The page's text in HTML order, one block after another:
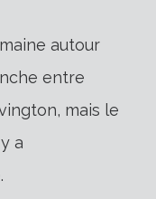
autour
entre
mais le
a